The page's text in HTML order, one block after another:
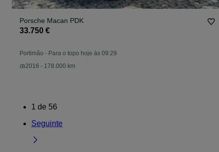
Porsche Macan PDK
33.750 €
Portimão - Para o topo hoje às 09:29
2016 - 178.000 km
1 de 56
Seguinte